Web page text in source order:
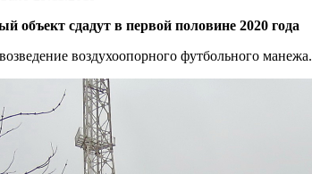
объект сдадут в первой половине 2020 года
воздухоопорного футбольного манежа.